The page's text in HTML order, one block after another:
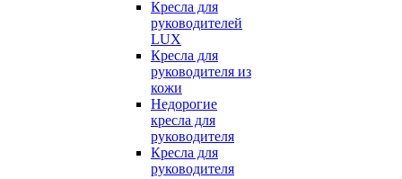
Кресла для
руководителей
LUX
Кресла для
руководителя из
кожи
Недорогие
кресла для
руководителя
Кресла для
руководителя